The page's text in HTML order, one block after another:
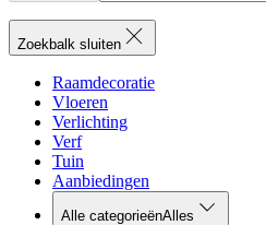
Zoekbalk sluiten
Raamdecoratie
Vloeren
Verlichting
Verf
Tuin
Aanbiedingen
Alle categorieënAlles